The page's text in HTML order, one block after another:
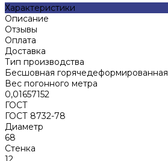
Характеристики
Описание
Отзывы
Оплата
Доставка
Тип производства
Бесшовная горячедеформированная
Вес погонного метра
0,01657152
ГОСТ
ГОСТ 8732-78
Диаметр
68
Стенка